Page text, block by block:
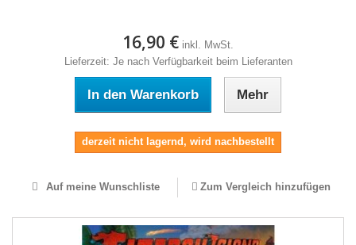
16,90 € inkl. MwSt.
Lieferzeit: Je nach Verfügbarkeit beim Lieferanten
In den Warenkorb Mehr
derzeit nicht lagernd, wird nachbestellt
Auf meine Wunschliste Zum Vergleich hinzufügen